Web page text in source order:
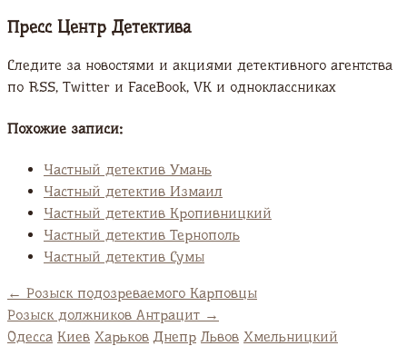
Пресс Центр Детектива
Следите за новостями и акциями детективного агентства
по RSS, Twitter и FaсeBook, VK и одноклассниках
Похожие записи:
Частный детектив Умань
Частный детектив Измаил
Частный детектив Кропивницкий
Частный детектив Тернополь
Частный детектив Сумы
← Розыск подозреваемого Карповцы
Розыск должников Антрацит →
Одесса Киев Харьков Днепр Львов Хмельницкий